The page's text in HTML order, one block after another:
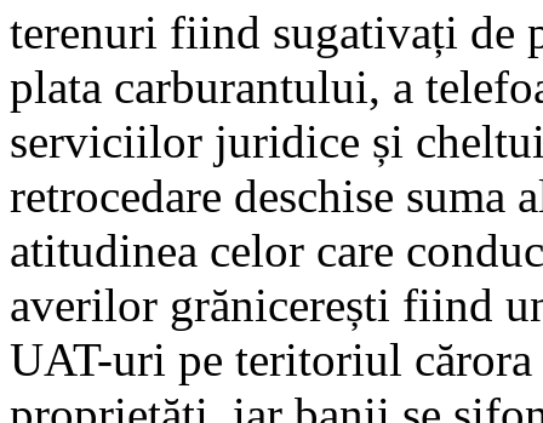
terenuri fiind sugativați de
plata carburantului, a
serviciilor juridice și
retrocedare deschise suma
atitudinea celor care
averilor grănicerești fiind
UAT-uri pe teritoriul